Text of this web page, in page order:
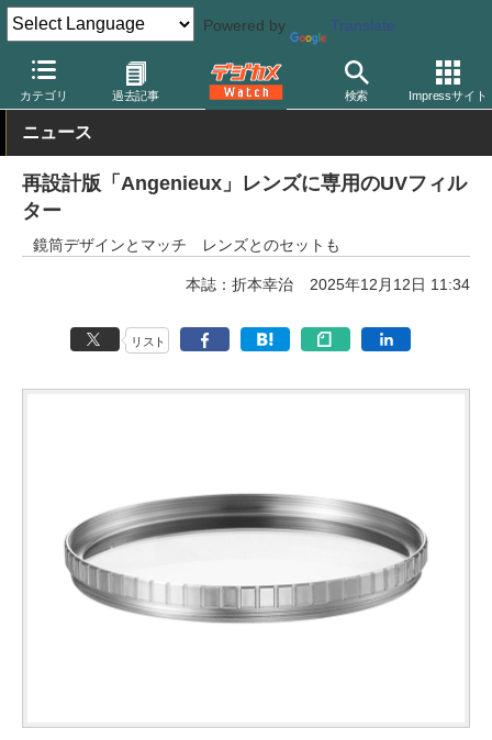
Powered by Translate
カテゴリ 過去記事 検索 Impressサイト
デジカメ Watch レンズ レンズフィルター
ニュース
再設計版「Angenieux」レンズに専用のUVフィル
ター
鏡筒デザインとマッチ レンズとのセットも
本誌：折本幸治 2025年12月12日 11:34
リスト